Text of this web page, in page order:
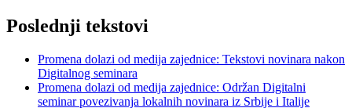
Poslednji tekstovi
Promena dolazi od medija zajednice: Tekstovi novinara nakon
Digitalnog seminara
Promena dolazi od medija zajednice: Održan Digitalni
seminar povezivanja lokalnih novinara iz Srbije i Italije